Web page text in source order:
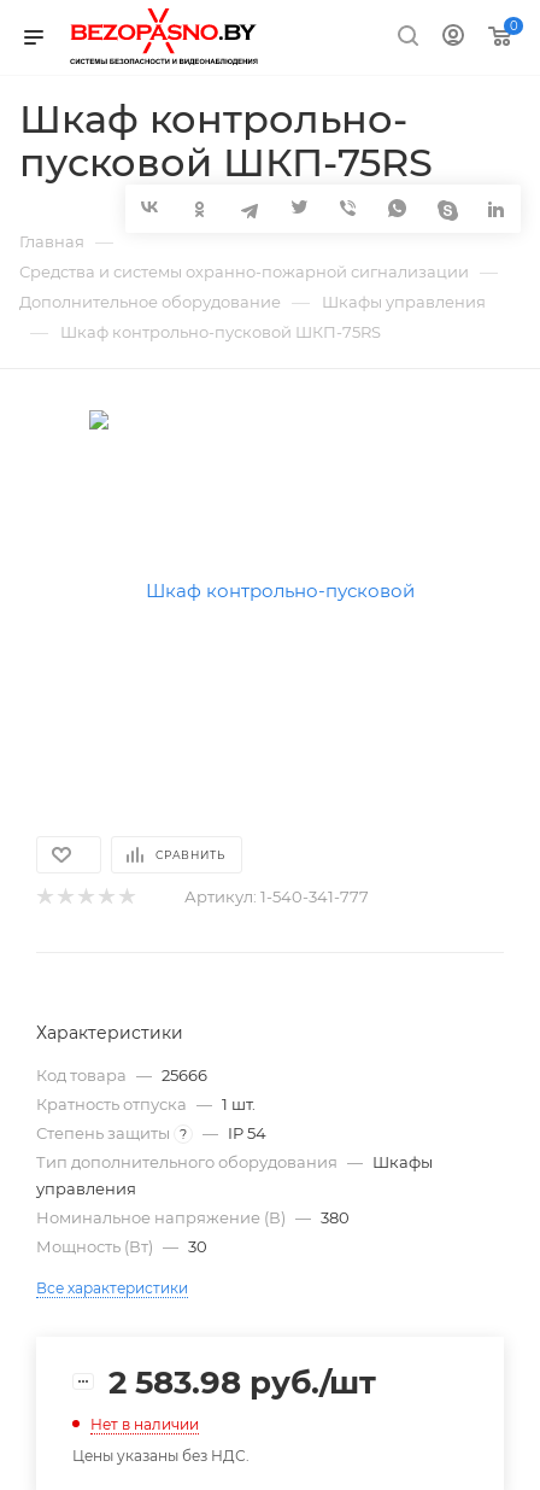
0
Шкаф контрольно-
пусковой ШКП-75RS
Главная —
Средства и системы охранно-пожарной сигнализации —
Дополнительное оборудование — Шкафы управления
— Шкаф контрольно-пусковой ШКП-75RS
СРАВНИТЬ
Артикул: 1-540-341-777
Характеристики
Код товара — 25666
Кратность отпуска — 1 шт.
Степень защиты
? — IP 54
Тип дополнительного оборудования — Шкафы
управления
Номинальное напряжение (В) — 380
Мощность (Вт) — 30
Все характеристики
2 583.98 руб./шт
Нет в наличии
Цены указаны без НДС.